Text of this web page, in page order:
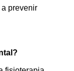
prevenir